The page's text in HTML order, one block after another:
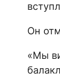
Он
«Мы